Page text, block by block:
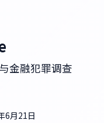
金融犯罪调查
6月21日